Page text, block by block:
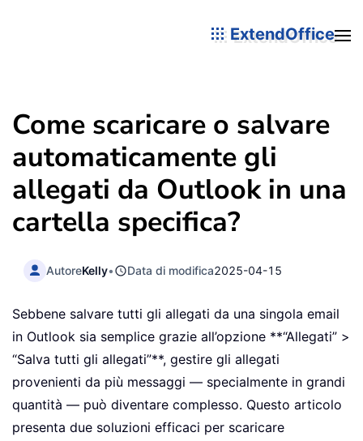
ExtendOffice
Come scaricare o salvare
automaticamente gli
allegati da Outlook in una
cartella specifica?
AutoreKelly• Data di modifica2025-04-15
Sebbene salvare tutti gli allegati da una singola email
in Outlook sia semplice grazie all’opzione **“Allegati” >
“Salva tutti gli allegati”**, gestire gli allegati
provenienti da più messaggi — specialmente in grandi
quantità — può diventare complesso. Questo articolo
presenta due soluzioni efficaci per scaricare